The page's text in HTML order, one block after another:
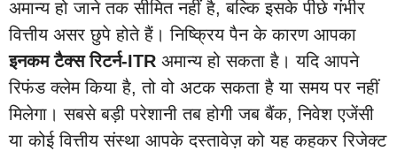
अमान्य हो जाने तक सीमित नहीं है, बल्कि इसके पीछे गंभीर
वित्तीय असर छुपे होते हैं। निष्क्रिय पैन के कारण आपका
इनकम टैक्स रिटर्न-ITR अमान्य हो सकता है। यदि आपने
रिफंड क्लेम किया है, तो वो अटक सकता है या समय पर नहीं
मिलेगा। सबसे बड़ी परेशानी तब होगी जब बैंक, निवेश एजेंसी
या कोई वित्तीय संस्था आपके दस्तावेज़ को यह कहकर रिजेक्ट